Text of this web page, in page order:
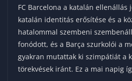
FC Barcelona a katalán ellenállás
katalán identitás erősítése és a
hatalommal szembeni
fonódott, és a Barça szurkolói a
gyakran mutattak ki szimpátiát a
törekvések iránt. Ez a mai napig